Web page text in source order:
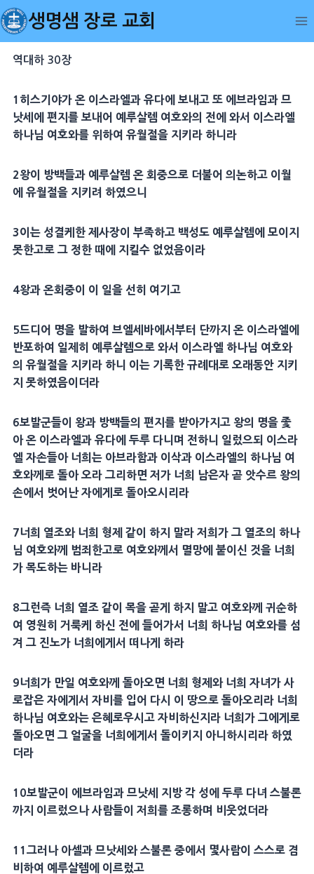
Skip
to
content
생명샘 장로 교회
역대하 30장
1 히스기야가 온 이스라엘과 유다에 보내고 또 에브라임과 므
낫세 에 편지 를 보내어 예루살렘 여호와의 전에 와서 이스라엘
하나님 여호와를 위하여 유월절을 지키라 하니라
2왕이 방백들과 예루살렘 온 회중으로 더불어 의논하고 이월
에 유월절을 지키려 하였으니
3이는 성결케한 제사장이 부족하고 백성도 예루살렘에 모이지
못한고로 그 정한 때에 지킬수 없었음이라
4왕과 온회중이 이 일을 선히 여기고
5드디어 명을 발하여 브엘세바에서부터 단까지 온 이스라엘에
반포하여 일제히 예루살렘으로 와서 이스라엘 하나님 여호와
의 유월절을 지키라 하니 이는 기록한 규례 대로 오래동안 지키
지 못하였음이더라
6보발군들이 왕과 방백들의 편지 를 받아가지고 왕의 명을 좇
아 온 이스라엘과 유다에 두루 다니며 전하니 일렀으되 이스라
엘 자손들아 너희는 아브라함과 이삭과 이스라엘의 하나님 여
호와께로 돌아 오라 그리하면 저가 너희 남은자 곧 앗수르왕의
손에서 벗어난 자에게로 돌아오시리라
7너희 열조와 너희 형제
같이 하지 말라 저희가 그 열조의 하나
님 여호와께 범죄 한고로 여호와께서 멸망에 붙이신 것을 너희
가 목도하는 바니라
8그런즉 너희 열조 같이 목을 곧게 하지 말고 여호와께 귀순하
여 영원히 거룩케 하신 전에 들어가서 너희 하나님 여호와를 섬
겨 그 진노가 너희에게서 떠나게 하라
9너희가 만일 여호와께 돌아오면 너희 형제 와 너희 자녀가 사
로잡은 자에게서 자비 를 입어 다시 이 땅으로 돌아오리라 너희
하나님 여호와는 은혜 로우시고 자비 하신지라 너희가 그에게로
돌아오면 그 얼굴을 너희에게서 돌이키지 아니하시리라 하였
더라
10보발군이 에브라임과 므낫세 지방 각 성에 두루 다녀 스불론
까지 이르렀으나 사람들이 저희를 조롱하며 비웃었더라
11 그러나 아셀과 므낫세 와스불론중에서 몇사람이 스스로 겸
비하여 예루살렘에 이르렀고